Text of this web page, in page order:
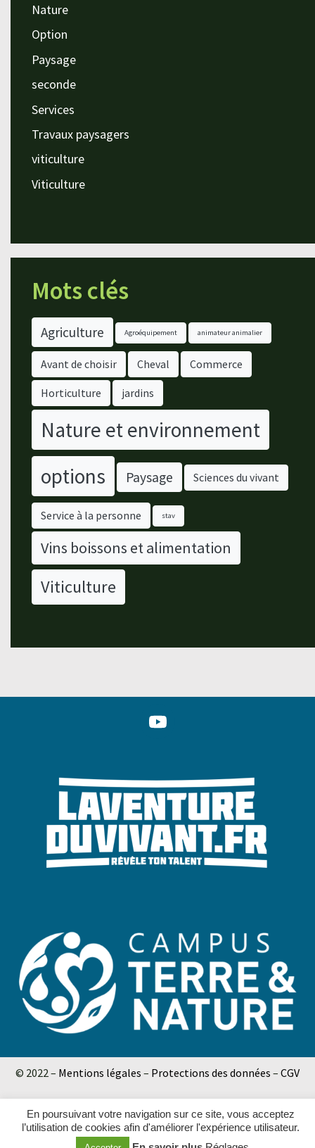
Nature
Option
Paysage
seconde
Services
Travaux paysagers
viticulture
Viticulture
Mots clés
Agriculture Agroéquipement animateur animalier
Avant de choisir Cheval Commerce
Horticulture jardins
Nature et environnement
options
Paysage Sciences du vivant
Service à la personne stav
Vins boissons et alimentation
Viticulture
© 2022 – Mentions légales – Protections des données – CGV
En poursuivant votre navigation sur ce site, vous acceptez
l’utilisation de cookies afin d'améliorer l'expérience utilisateur.